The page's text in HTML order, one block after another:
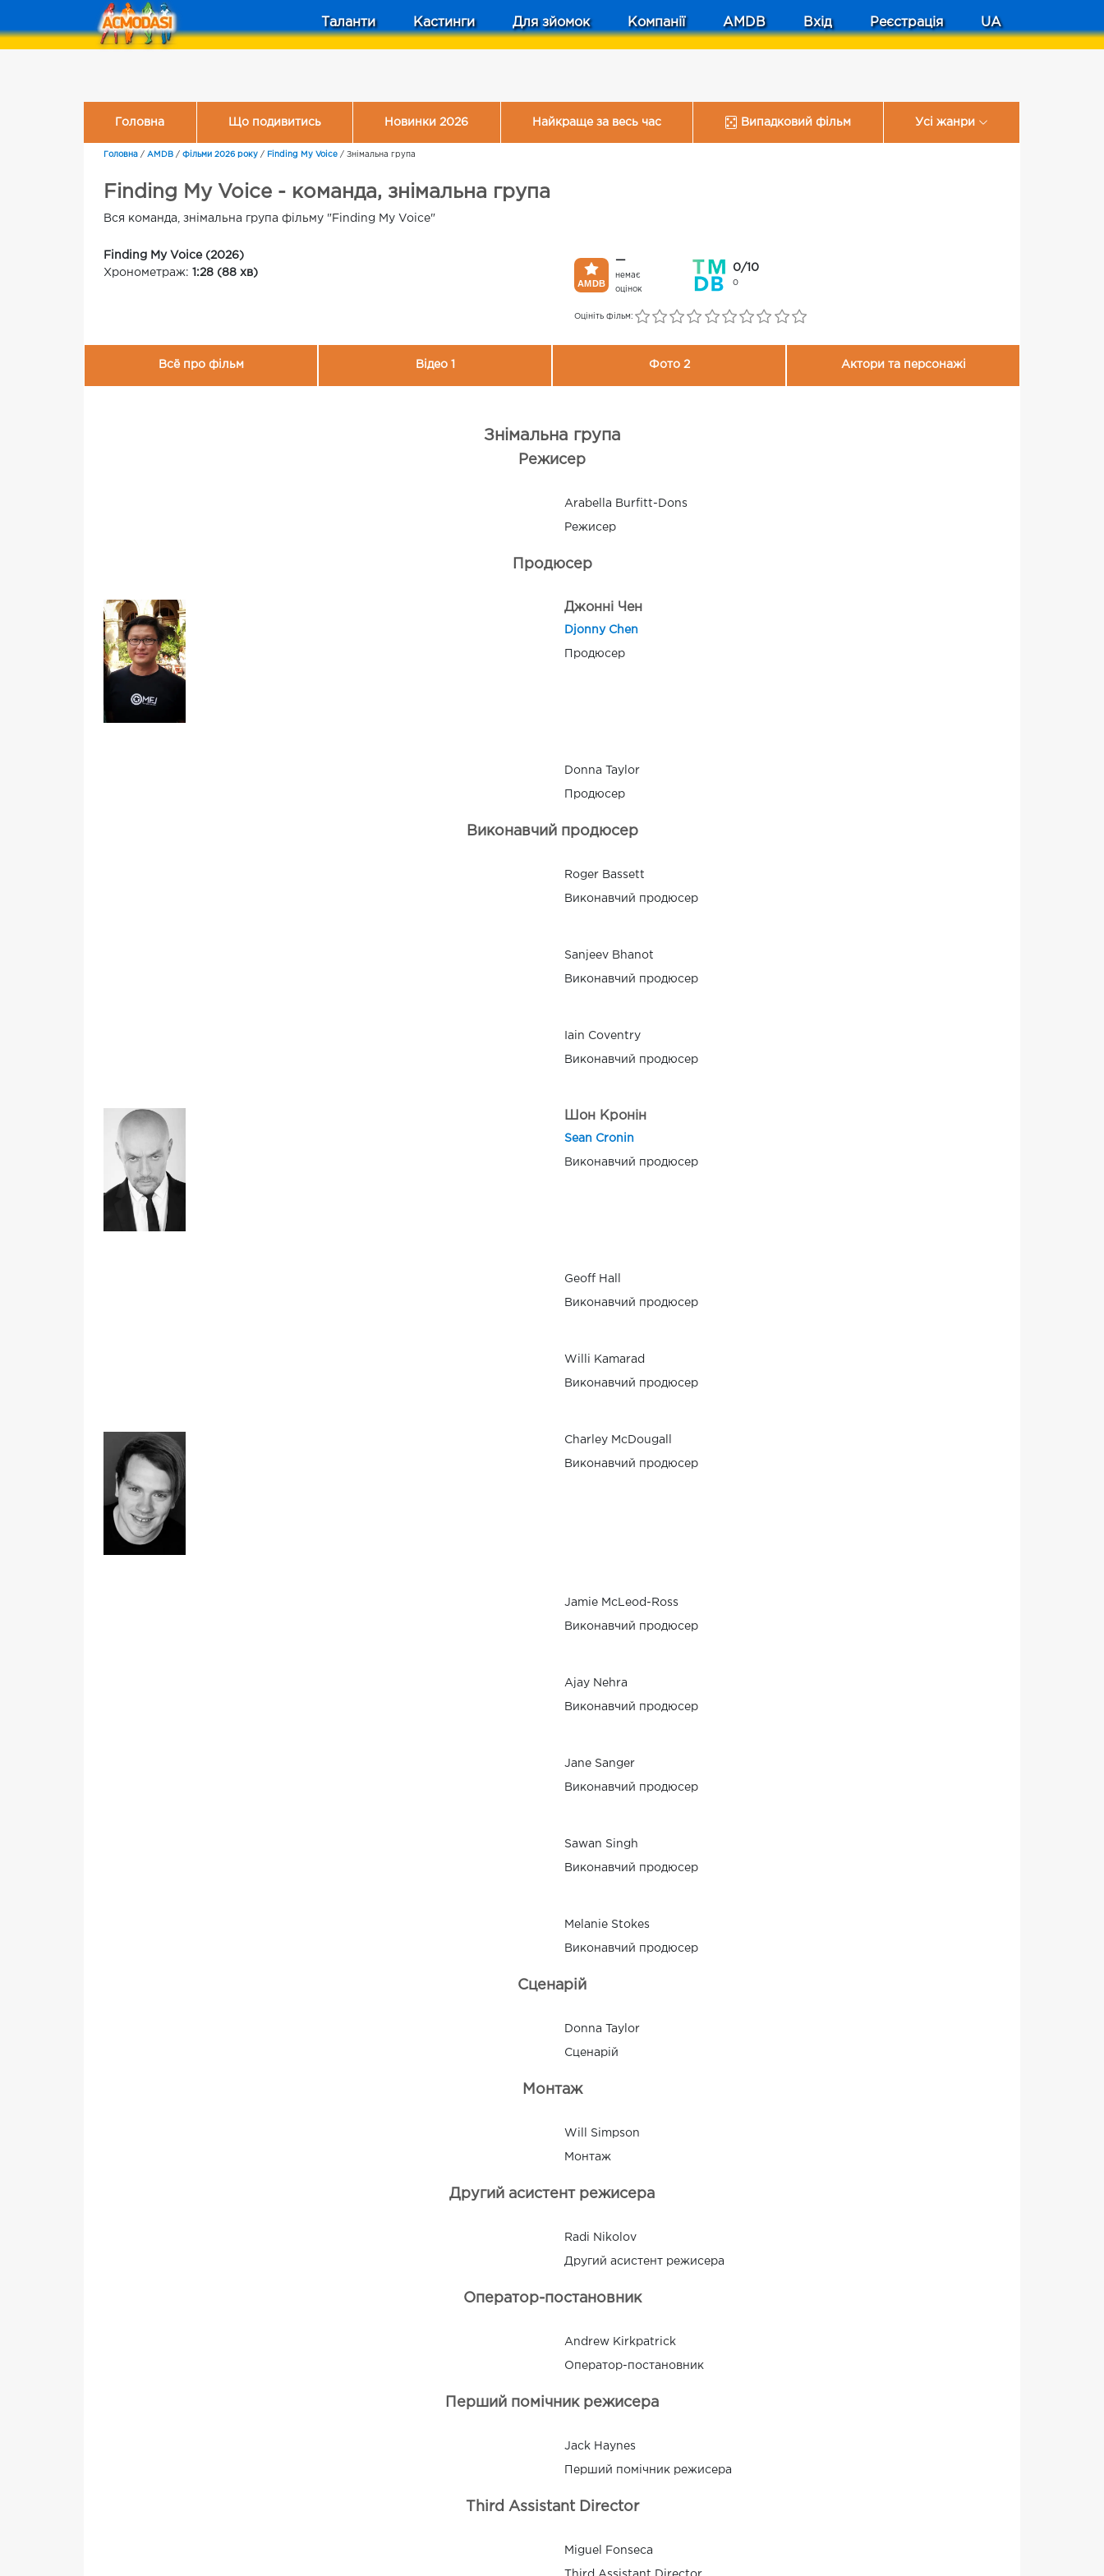
Таланти Кастинги Для зйомок Компанії AMDB Вхід Реєстрація UA
Головна Що подивитись Новинки 2026 Найкраще за весь час Випадковий фільм Усі жанри
Головна / AMDB / Фільми 2026 року / Finding My Voice / Знімальна група
Finding My Voice - команда, знімальна група
Вся команда, знімальна група фільму "Finding My Voice"
Finding My Voice (2026)
Хронометраж: 1:28 (88 хв)
—
немає
оцінок
0/10
0
Оцініть фільм:
Всё про фільм Відео 1 Фото 2 Актори та персонажі
Знімальна група
Режисер
Arabella Burfitt-Dons
Режисер
Продюсер
Джонні Чен
Djonny Chen
Продюсер
Donna Taylor
Продюсер
Виконавчий продюсер
Roger Bassett
Виконавчий продюсер
Sanjeev Bhanot
Виконавчий продюсер
Iain Coventry
Виконавчий продюсер
Шон Кронін
Sean Cronin
Виконавчий продюсер
Geoff Hall
Виконавчий продюсер
Willi Kamarad
Виконавчий продюсер
Charley McDougall
Виконавчий продюсер
Jamie McLeod-Ross
Виконавчий продюсер
Ajay Nehra
Виконавчий продюсер
Jane Sanger
Виконавчий продюсер
Sawan Singh
Виконавчий продюсер
Melanie Stokes
Виконавчий продюсер
Сценарій
Donna Taylor
Сценарій
Монтаж
Will Simpson
Монтаж
Другий асистент режисера
Radi Nikolov
Другий асистент режисера
Оператор-постановник
Andrew Kirkpatrick
Оператор-постановник
Перший помічник режисера
Jack Haynes
Перший помічник режисера
Third Assistant Director
Miguel Fonseca